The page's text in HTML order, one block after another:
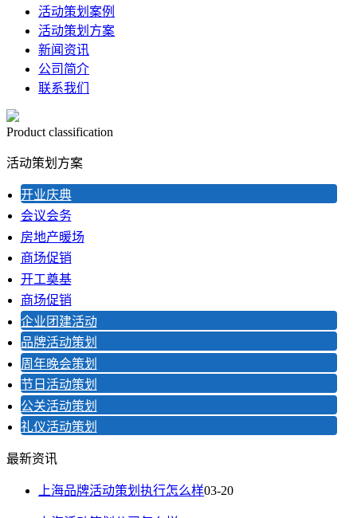
活动策划案例
活动策划方案
新闻资讯
公司简介
联系我们
Product classification
活动策划方案
开业庆典
会议会务
房地产暖场
商场促销
开工奠基
商场促销
企业团建活动
品牌活动策划
周年晚会策划
节日活动策划
公关活动策划
礼仪活动策划
最新资讯
上海品牌活动策划执行怎么样03-20